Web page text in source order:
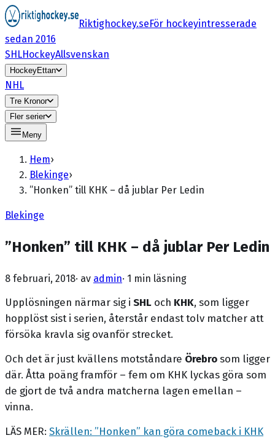
Riktighockey.seFör hockeyintresserade
sedan 2016
SHLHockeyAllsvenskan
HockeyEttan
NHL
Tre Kronor
Fler serier
Meny
Hem›
Blekinge›
”Honken” till KHK – då jublar Per Ledin
Blekinge
”Honken” till KHK – då jublar Per Ledin
8 februari, 2018· av admin· 1 min läsning
Upplösningen närmar sig i SHL och KHK, som ligger
hopplöst sist i serien, återstår endast tolv matcher att
försöka kravla sig ovanför strecket.
Och det är just kvällens motståndare Örebro som ligger
där. Åtta poäng framför – fem om KHK lyckas göra som
de gjort de två andra matcherna lagen emellan –
vinna.
LÄS MER: Skrällen: ”Honken” kan göra comeback i KHK